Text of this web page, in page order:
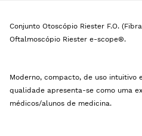
Conjunto Otoscópio Riester F.O.
Oftalmoscópio Riester e-scope®.
Moderno, compacto, de uso
qualidade apresenta-se como uma
médicos/alunos de medicina.